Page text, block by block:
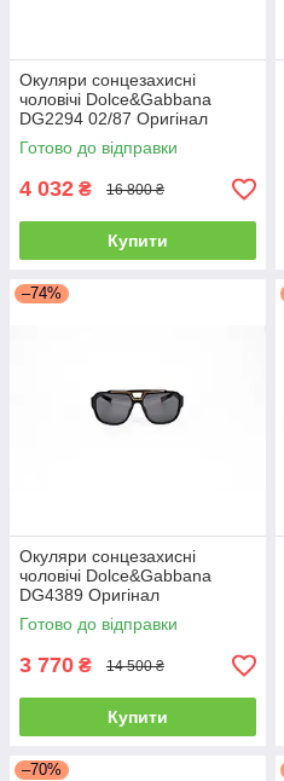
Окуляри сонцезахисні
чоловічі Dolce&Gabbana
DG2294 02/87 Оригінал
Готово до відправки
4 032 ₴ 16 800 ₴
Купити
–74%
Окуляри сонцезахисні
чоловічі Dolce&Gabbana
DG4389 Оригінал
Готово до відправки
3 770 ₴ 14 500 ₴
Купити
–70%